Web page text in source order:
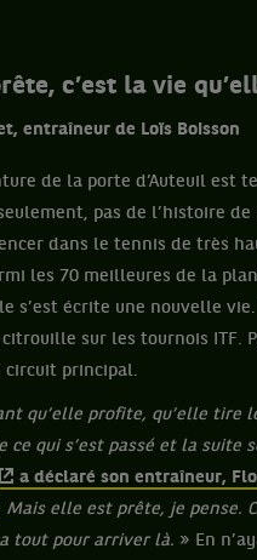
c’est la vie
entraîneur de Loïs Boisson
de la porte d’Auteuil est
pas de l’histoire de
dans le tennis de très
les 70 meilleures de la
s’est écrite une nouvelle
sur les tournois ITF.
circuit principal.
qu’elle profite, qu’elle tire
ce qui s’est passé et la suite
a déclaré son entraîneur,
Mais elle est prête, je pense.
tout pour arriver là. » En